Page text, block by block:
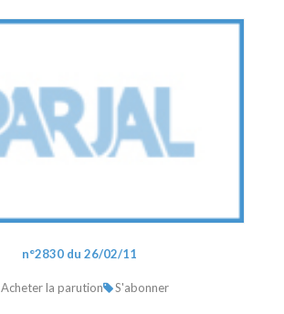
n°2830 du 26/02/11
Acheter la parution S'abonner